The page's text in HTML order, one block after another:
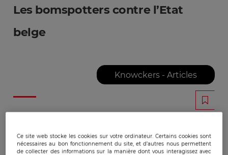
Les bomspotters contre l’Etat
belge
Knowckers - Articles
A la suite de la chute du Rideau de fer, les Etats-
Ce site web stocke les cookies sur votre ordinateur. Certains cookies sont
nécessaires au bon fonctionnement du site, et d’autres nous permettent
de collecter des informations sur la manière dont vous interagissez avec